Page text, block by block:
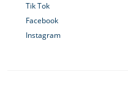
Tik Tok
Facebook
Instagram